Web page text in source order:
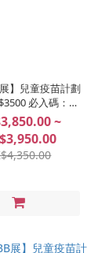
展】兒童疫苗計劃
必入碼：折
禮任你揀！)~